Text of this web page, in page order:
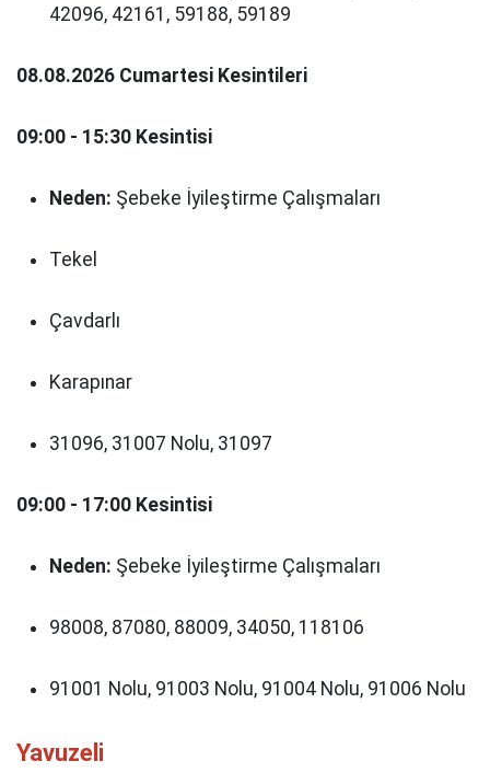
42096, 42161, 59188, 59189
08.08.2026 Cumartesi Kesintileri
09:00 - 15:30 Kesintisi
Neden: Şebeke İyileştirme Çalışmaları
Tekel
Çavdarlı
Karapınar
31096, 31007 Nolu, 31097
09:00 - 17:00 Kesintisi
Neden: Şebeke İyileştirme Çalışmaları
98008, 87080, 88009, 34050, 118106
91001 Nolu, 91003 Nolu, 91004 Nolu, 91006 Nolu
Yavuzeli